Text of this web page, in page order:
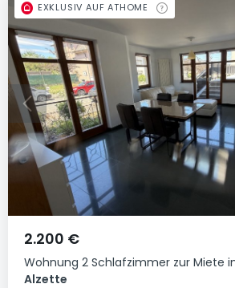
Wohnung 2 Schlafzimmer zur Miete
Alzette
2.200 €
EXKLUSIV AUF ATHOME